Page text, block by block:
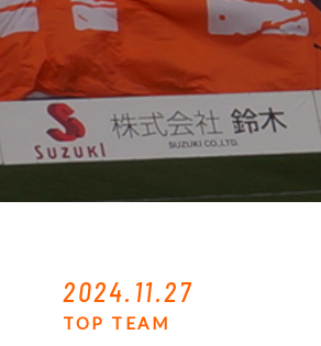
2024.11.27
TOP TEAM